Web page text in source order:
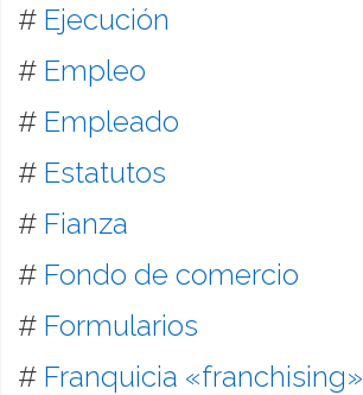
# Ejecución
# Empleo
# Empleado
# Estatutos
# Fianza
# Fondo de comercio
# Formularios
# Franquicia «franchising»